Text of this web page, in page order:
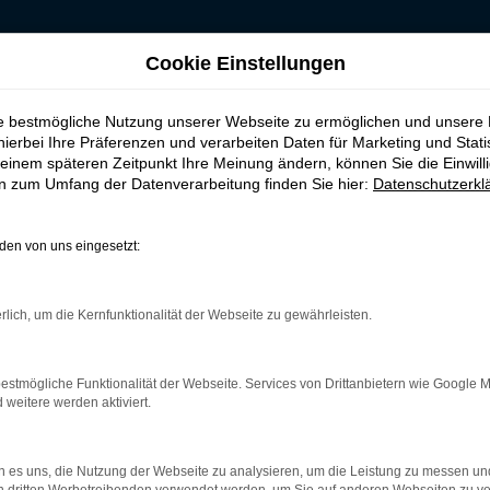
leasen,
Empfehlung für Köln und
„ja“. Der Vorteil, den diese Fahrzeugform bietet, liegt
hierfür den Preis eines Gebrauchtwagens. Wer viel in Köln
wird inbesondere in der aktuellen Generation hochgelobt
der Erstzulassung maximal zwölf Monate vorbei ist.
Network Error
Cookie Einstellungen
bestmögliche Nutzung unserer Webseite zu ermöglichen und unsere
Ihre Präferenzen und verarbeiten Daten für Marketing und
späteren Zeitpunkt Ihre Meinung ändern, können Sie die
zum Umfang der Datenverarbeitung finden Sie hier:
von uns eingesetzt:
um die Kernfunktionalität der Webseite zu gewährleisten.
Funktionalität der Webseite. Services von Drittanbietern wie Google
weitere werden aktiviert.
es uns, die Nutzung der Webseite zu analysieren, um die Leistung zu messen